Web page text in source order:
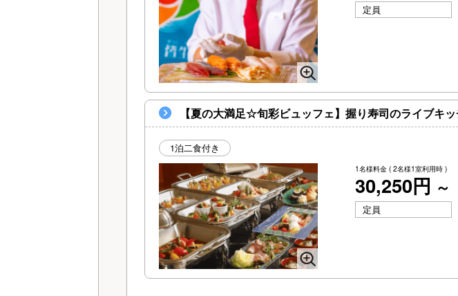
定員
【夏の大満足☆旬彩ビュッフェ】握り寿司のライブキ
1泊二食付き
1名様料金 ( 2名様1室利用時 )
30,250円 ～
定員